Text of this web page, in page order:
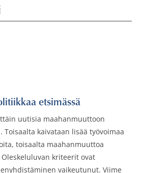
etsimässä
uutisia maahanmuuttoon
kaivataan lisää työvoimaa
toisaalta maahanmuuttoa
kriteerit ovat
vaikeutunut. Viime